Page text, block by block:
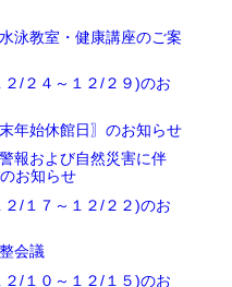
教室・健康講座のご案
/２４～１２/２９)のお
年始休館日〗のお知らせ
報および自然災害に伴
お知らせ
/１７～１２/２２)のお
会議
/１０～１２/１５)のお